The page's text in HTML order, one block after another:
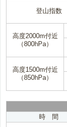
登山指数
高度2000m付近
（800hPa）
高度1500m付近
（850hPa）
時 間